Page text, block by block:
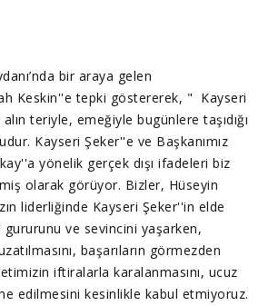
bir araya gelen
Keskin''e tepki göstererek, " Kayseri
teriyle, emeğiyle bugünlere taşıdığı
Kayseri Şeker''e ve Başkanımız
yönelik gerçek dışı ifadeleri biz
olarak görüyor. Bizler, Hüseyin
liderliğinde Kayseri Şeker''in elde
gururunu ve sevincini yaşarken,
başarıların görmezden
iftiralarla karalanmasını, ucuz
edilmesini kesinlikle kabul etmiyoruz.